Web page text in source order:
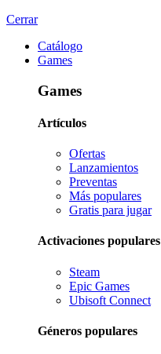
Cerrar
Catálogo
Games
Games
Artículos
Ofertas
Lanzamientos
Preventas
Más populares
Gratis para jugar
Activaciones populares
Steam
Epic Games
Ubisoft Connect
Géneros populares